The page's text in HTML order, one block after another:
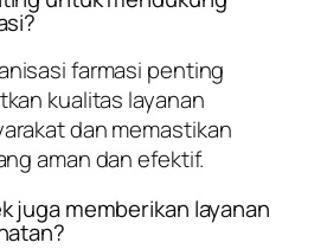
farmasi penting
kualitas layanan
dan memastikan
aman dan efektif.
juga memberikan layanan